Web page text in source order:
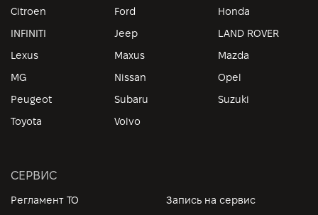
Citroen Ford
Honda
INFINITI
Jeep
LAND ROVER
Lexus
Maxus
Mazda
MG
Nissan
Opel
Peugeot
Subaru
Suzuki
Toyota
Volvo
СЕРВИС
Регламент ТО
Запись на сервис